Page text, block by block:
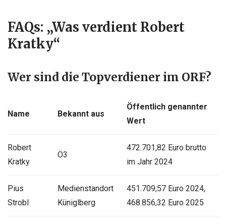
FAQs: „Was verdient Robert
Kratky“
Wer sind die Topverdiener im ORF?
Name Bekannt aus
Öffentlich genannter
Wert
Robert
Kratky
Ö3
472.701,82 Euro brutto
im Jahr 2024
Pius
Strobl
Medienstandort
Küniglberg
451.709,57 Euro 2024,
468.856,32 Euro 2025